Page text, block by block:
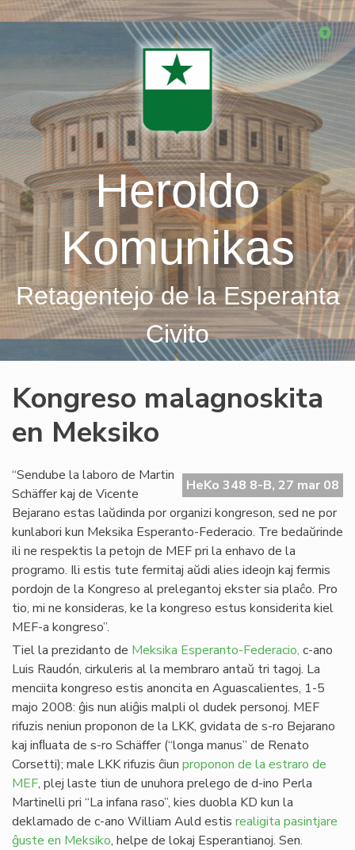
Skip
Heroldo
Komunikas
Retagentejo de la Esperanta
Civito
Kongreso malagnoskita
en Meksiko
HeKo 348 8-B, 27 mar 08
“Sendube la laboro de Martin
Schäffer kaj de Vicente
Bejarano estas laŭdinda por organizi kongreson, sed ne por
kunlabori kun Meksika Esperanto-Federacio. Tre bedaŭrinde
ili ne respektis la petojn de MEF pri la enhavo de la
programo. Ili estis tute fermitaj aŭdi alies ideojn kaj fermis
pordojn de la Kongreso al prelegantoj ekster sia plaĉo. Pro
tio, mi ne konsideras, ke la kongreso estus konsiderita kiel
MEF-a kongreso”.
Tiel la prezidanto de Meksika Esperanto-Federacio, c-ano
Luis Raudón, cirkuleris al la membraro antaŭ tri tagoj. La
menciita kongreso estis anoncita en Aguascalientes, 1-5
majo 2008: ĝis nun aliĝis malpli ol dudek personoj. MEF
rifuzis neniun proponon de la LKK, gvidata de s-ro Bejarano
kaj inﬂuata de s-ro Schäffer (“longa manus” de Renato
Corsetti); male LKK rifuzis ĉiun proponon de la estraro de
MEF, plej laste tiun de unuhora prelego de d-ino Perla
Martinelli pri “La infana raso”, kies duobla KD kun la
deklamado de c-ano William Auld estis realigita pasintjare
ĝuste en Meksiko, helpe de lokaj Esperantianoj. Sen.